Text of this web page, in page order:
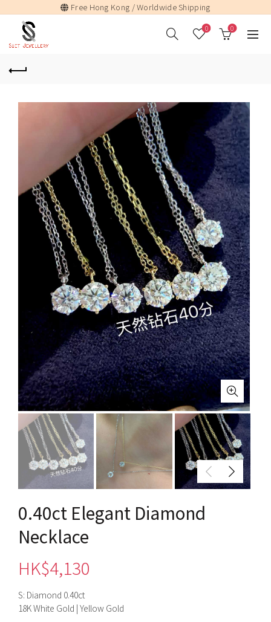
Free Hong Kong / Worldwide Shipping
0 0
0.40ct Elegant Diamond
Necklace
HK$4,130
S: Diamond 0.40ct
18K White Gold | Yellow Gold